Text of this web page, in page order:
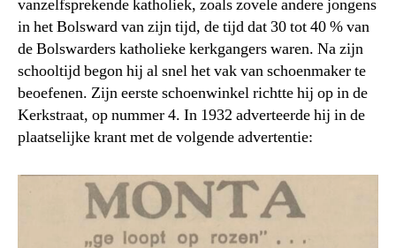
vanzelfsprekende katholiek, zoals zovele andere jongens
in het Bolsward van zijn tijd, de tijd dat 30 tot 40 % van
de Bolswarders katholieke kerkgangers waren. Na zijn
schooltijd begon hij al snel het vak van schoenmaker te
beoefenen. Zijn eerste schoenwinkel richtte hij op in de
Kerkstraat, op nummer 4. In 1932 adverteerde hij in de
plaatselijke krant met de volgende advertentie: